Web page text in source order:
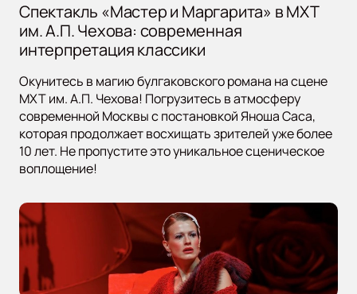
Спектакль «Мастер и Маргарита» в МХТ
им. А.П. Чехова: современная
интерпретация классики
Окунитесь в магию булгаковского романа на сцене
МХТ им. А.П. Чехова! Погрузитесь в атмосферу
современной Москвы с постановкой Яноша Саса,
которая продолжает восхищать зрителей уже более
10 лет. Не пропустите это уникальное сценическое
воплощение!